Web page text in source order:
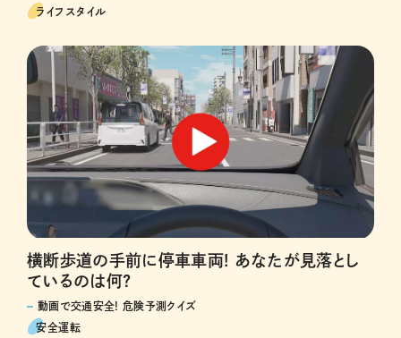
ライフスタイル
横断歩道の手前に停車車両! あなたが見落とし
ているのは何?
動画で交通安全! 危険予測クイズ
安全運転